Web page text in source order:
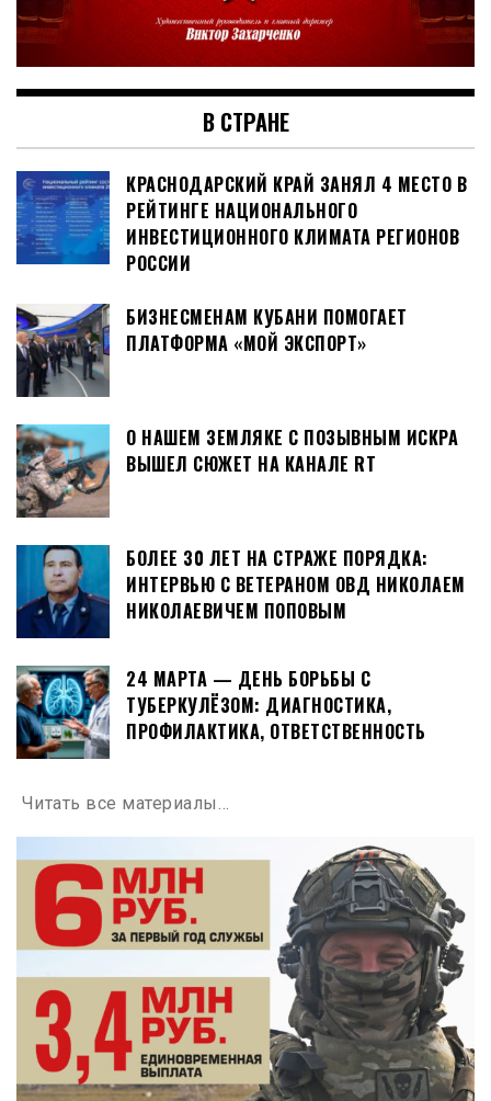
В СТРАНЕ
КРАСНОДАРСКИЙ КРАЙ ЗАНЯЛ 4 МЕСТО В
РЕЙТИНГЕ НАЦИОНАЛЬНОГО
ИНВЕСТИЦИОННОГО КЛИМАТА РЕГИОНОВ
РОССИИ
БИЗНЕСМЕНАМ КУБАНИ ПОМОГАЕТ
ПЛАТФОРМА «МОЙ ЭКСПОРТ»
О НАШЕМ ЗЕМЛЯКЕ С ПОЗЫВНЫМ ИСКРА
ВЫШЕЛ СЮЖЕТ НА КАНАЛЕ RT
БОЛЕЕ 30 ЛЕТ НА СТРАЖЕ ПОРЯДКА:
ИНТЕРВЬЮ С ВЕТЕРАНОМ ОВД НИКОЛАЕМ
НИКОЛАЕВИЧЕМ ПОПОВЫМ
24 МАРТА — ДЕНЬ БОРЬБЫ С
ТУБЕРКУЛЁЗОМ: ДИАГНОСТИКА,
ПРОФИЛАКТИКА, ОТВЕТСТВЕННОСТЬ
Читать все материалы…